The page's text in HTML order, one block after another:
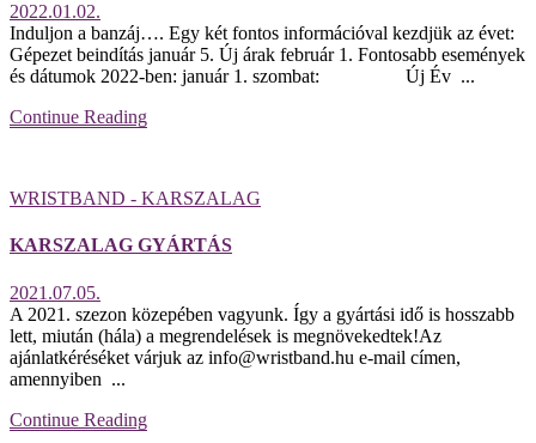
2022.01.02.
Induljon a banzáj…. Egy két fontos információval kezdjük az évet:
Gépezet beindítás január 5. Új árak február 1. Fontosabb események
és dátumok 2022-ben: január 1. szombat: Új Év ...
Continue Reading
WRISTBAND - KARSZALAG
KARSZALAG GYÁRTÁS
2021.07.05.
A 2021. szezon közepében vagyunk. Így a gyártási idő is hosszabb
lett, miután (hála) a megrendelések is megnövekedtek!Az
ajánlatkéréséket várjuk az info@wristband.hu e-mail címen,
amennyiben ...
Continue Reading